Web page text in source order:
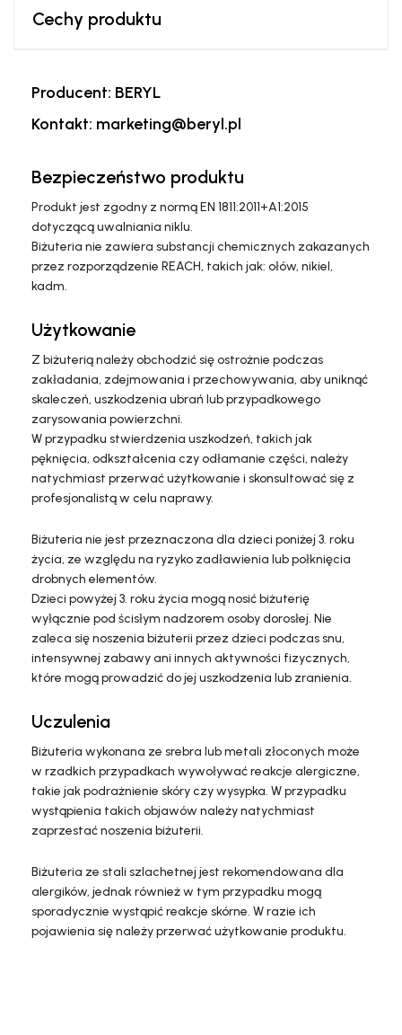
Cechy produktu
Producent: BERYL
Kontakt: marketing@beryl.pl
Bezpieczeństwo produktu
Produkt jest zgodny z normą EN 1811:2011+A1:2015
dotyczącą uwalniania niklu.
Biżuteria nie zawiera substancji chemicznych zakazanych
przez rozporządzenie REACH, takich jak: ołów, nikiel,
kadm.
Użytkowanie
Z biżuterią należy obchodzić się ostrożnie podczas
zakładania, zdejmowania i przechowywania, aby uniknąć
skaleczeń, uszkodzenia ubrań lub przypadkowego
zarysowania powierzchni.
W przypadku stwierdzenia uszkodzeń, takich jak
pęknięcia, odkształcenia czy odłamanie części, należy
natychmiast przerwać użytkowanie i skonsultować się z
profesjonalistą w celu naprawy.
Biżuteria nie jest przeznaczona dla dzieci poniżej 3. roku
życia, ze względu na ryzyko zadławienia lub połknięcia
drobnych elementów.
Dzieci powyżej 3. roku życia mogą nosić biżuterię
wyłącznie pod ścisłym nadzorem osoby dorosłej. Nie
zaleca się noszenia biżuterii przez dzieci podczas snu,
intensywnej zabawy ani innych aktywności fizycznych,
które mogą prowadzić do jej uszkodzenia lub zranienia.
Uczulenia
Biżuteria wykonana ze srebra lub metali złoconych może
w rzadkich przypadkach wywoływać reakcje alergiczne,
takie jak podrażnienie skóry czy wysypka. W przypadku
wystąpienia takich objawów należy natychmiast
zaprzestać noszenia biżuterii.
Biżuteria ze stali szlachetnej jest rekomendowana dla
alergików, jednak również w tym przypadku mogą
sporadycznie wystąpić reakcje skórne. W razie ich
pojawienia się należy przerwać użytkowanie produktu.